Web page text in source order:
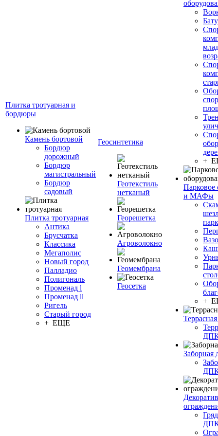
Плитка тротуарная и
бордюры
Камень бортовой
Бордюр
дорожный
Бордюр
магистральный
Бордюр
садовый
Плитка тротуарная
Антика
Брусчатка
Классика
Мегаполис
Новый город
Палладио
Полигональ
Променад l
Променад ll
Ригель
Старый город
+ ЕЩЕ
Геосинтетика
Геотекстиль
нетканый
Георешетка
Агроволокно
Геомембрана
Геосетка
+
Парковое
и МАФы
+
Заборная